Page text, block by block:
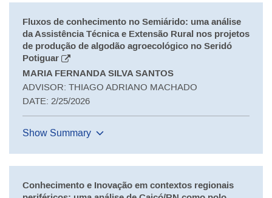
Fluxos de conhecimento no Semiárido: uma análise
da Assistência Técnica e Extensão Rural nos projetos
de produção de algodão agroecológico no Seridó
Potiguar
MARIA FERNANDA SILVA SANTOS
ADVISOR: THIAGO ADRIANO MACHADO
DATE: 2/25/2026
Show Summary
Conhecimento e Inovação em contextos regionais